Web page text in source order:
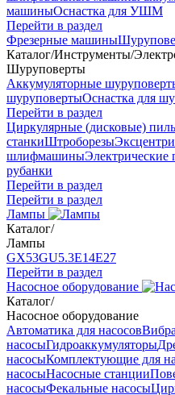
машиныОснастка для УШМ
Перейти в раздел
Фрезерные машины
Каталог/Инструменты/
Шуруповерты
Аккумуляторные
шуруповертыОснастка для
Перейти в раздел
Циркулярные (дисковые)
станкиШтроборезы
шлифмашиныЭлектрические
рубанки
Перейти в раздел
Перейти в раздел
Лампы
Каталог/
Лампы
GX53GU5.3Е14Е27
Перейти в раздел
Насосное оборудование
Каталог/
Насосное оборудование
Автоматика для насосов
насосыГидроаккумуляторы
насосыКомплектующие для
насосыНасосные станции
насосыФекальные насосы